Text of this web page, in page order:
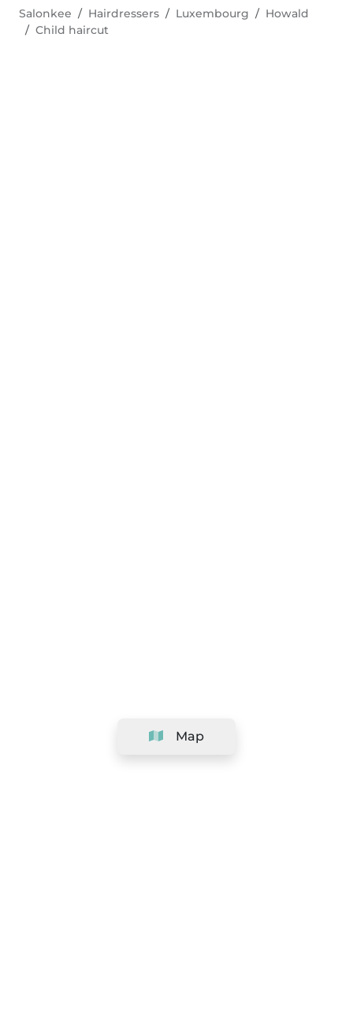
Map
Salonkee Hairdressers Luxembourg
Howald
Child haircut